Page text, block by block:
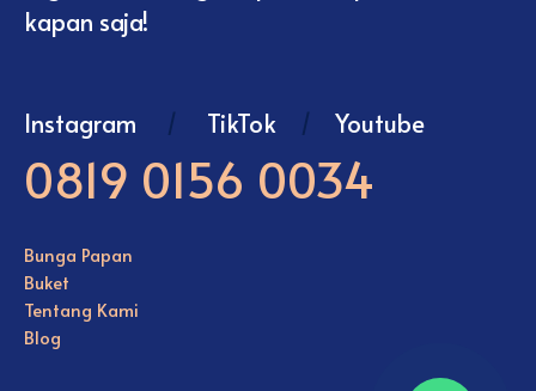
kapan saja!
Instagram / TikTok / Youtube
0819 0156 0034
Bunga Papan
Buket
Tentang Kami
Blog